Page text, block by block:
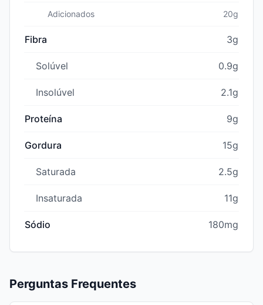
Adicionados 20g
Fibra 3g
Solúvel 0.9g
Insolúvel 2.1g
Proteína 9g
Gordura 15g
Saturada 2.5g
Insaturada 11g
Sódio 180mg
Perguntas Frequentes